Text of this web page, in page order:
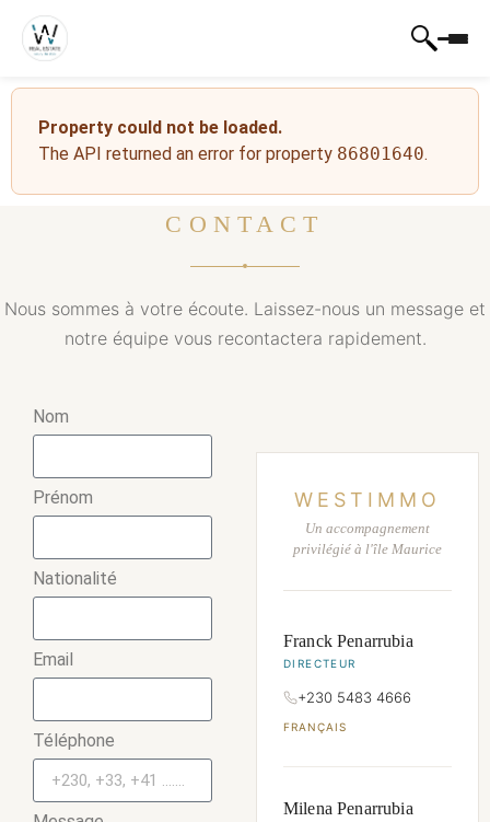
Property could not be loaded.
The API returned an error for property 86801640.
CONTACT
Nous sommes à votre écoute. Laissez-nous un message et
notre équipe vous recontactera rapidement.
Nom
Prénom
Nationalité
Email
Téléphone
WESTIMMO
Un accompagnement
privilégié à l'île Maurice
Franck Penarrubia
DIRECTEUR
+230 5483 4666
FRANÇAIS
Milena Penarrubia